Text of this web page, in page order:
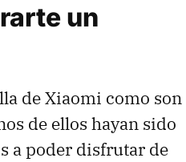
un
de Xiaomi como son
de ellos hayan sido
a poder disfrutar de